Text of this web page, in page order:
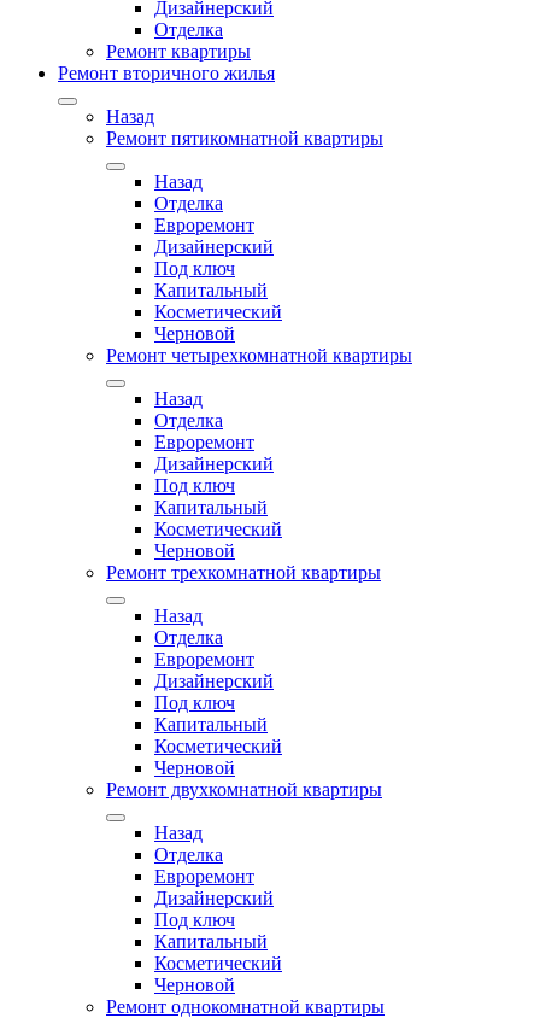
Дизайнерский
Отделка
Ремонт квартиры
Ремонт вторичного жилья
Назад
Ремонт пятикомнатной квартиры
Назад
Отделка
Евроремонт
Дизайнерский
Под ключ
Капитальный
Косметический
Черновой
Ремонт четырехкомнатной квартиры
Назад
Отделка
Евроремонт
Дизайнерский
Под ключ
Капитальный
Косметический
Черновой
Ремонт трехкомнатной квартиры
Назад
Отделка
Евроремонт
Дизайнерский
Под ключ
Капитальный
Косметический
Черновой
Ремонт двухкомнатной квартиры
Назад
Отделка
Евроремонт
Дизайнерский
Под ключ
Капитальный
Косметический
Черновой
Ремонт однокомнатной квартиры